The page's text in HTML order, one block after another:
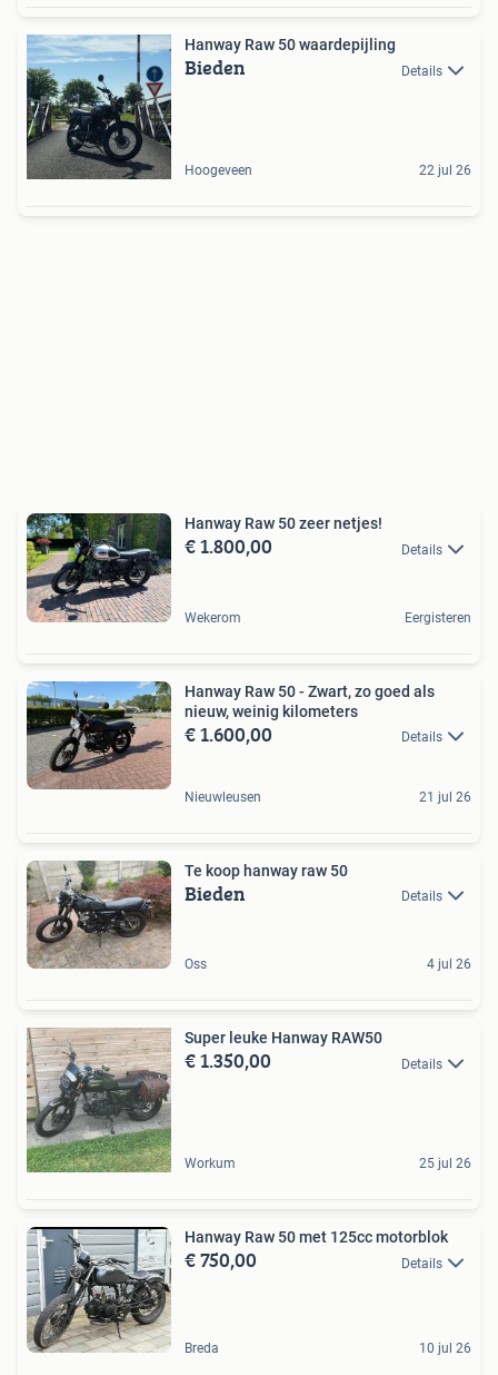
Hanway Raw 50 waardepijling
Bieden Details
Hoogeveen 22 jul 26
Hanway Raw 50 zeer netjes!
€ 1.800,00 Details
Wekerom Eergisteren
Hanway Raw 50 - Zwart, zo goed als
nieuw, weinig kilometers
€ 1.600,00 Details
Nieuwleusen 21 jul 26
Te koop hanway raw 50
Bieden Details
Oss 4 jul 26
Super leuke Hanway RAW50
€ 1.350,00 Details
Workum 25 jul 26
Hanway Raw 50 met 125cc motorblok
€ 750,00 Details
Breda 10 jul 26